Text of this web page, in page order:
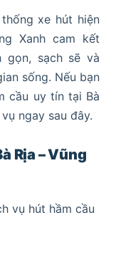
xe hút hiện
Xanh cam kết
gọn, sạch sẽ và
sống. Nếu bạn
cầu uy tín tại Bà
ngay sau đây.
Rịa – Vũng
vụ hút hầm cầu